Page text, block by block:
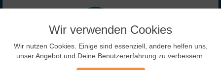
Wir verwenden Cookies
Wir nutzen Cookies. Einige sind essenziell, andere helfen uns,
unser Angebot und Deine Benutzererfahrung zu verbessern.